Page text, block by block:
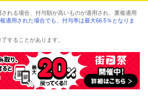
れる場合、付与額が高いものが適用され、重複適用
適用された場合でも、付与率は最大66.5％となりま
することがあります。